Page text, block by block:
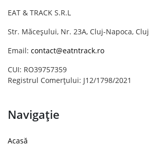
EAT & TRACK S.R.L
Str. Măceșului, Nr. 23A, Cluj-Napoca, Cluj
Email: contact@eatntrack.ro
CUI: RO39757359
Registrul Comerțului: J12/1798/2021
Navigație
Acasă